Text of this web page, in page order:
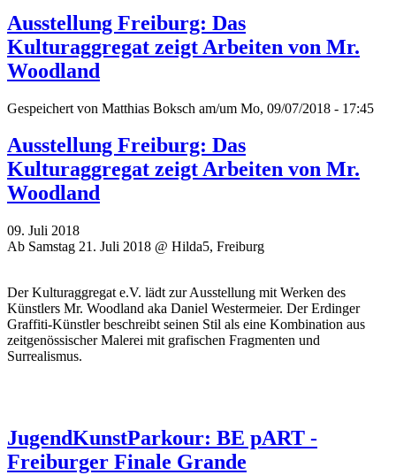
Ausstellung Freiburg: Das
Kulturaggregat zeigt Arbeiten von Mr.
Woodland
Gespeichert von Matthias Boksch am/um Mo, 09/07/2018 - 17:45
Ausstellung Freiburg: Das
Kulturaggregat zeigt Arbeiten von Mr.
Woodland
09. Juli 2018
Ab Samstag 21. Juli 2018 @ Hilda5, Freiburg
Der Kulturaggregat e.V. lädt zur Ausstellung mit Werken des
Künstlers Mr. Woodland aka Daniel Westermeier. Der Erdinger
Graffiti-Künstler beschreibt seinen Stil als eine Kombination aus
zeitgenössischer Malerei mit grafischen Fragmenten und
Surrealismus.
JugendKunstParkour: BE pART -
Freiburger Finale Grande